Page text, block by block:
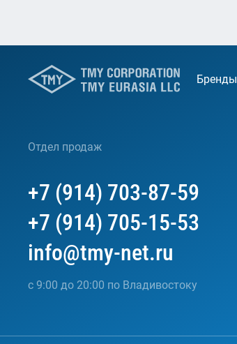
Бренды
Отдел продаж
+7 (914) 703-87-59
+7 (914) 705-15-53
info@tmy-net.ru
с 9:00 до 20:00 по Владивостоку